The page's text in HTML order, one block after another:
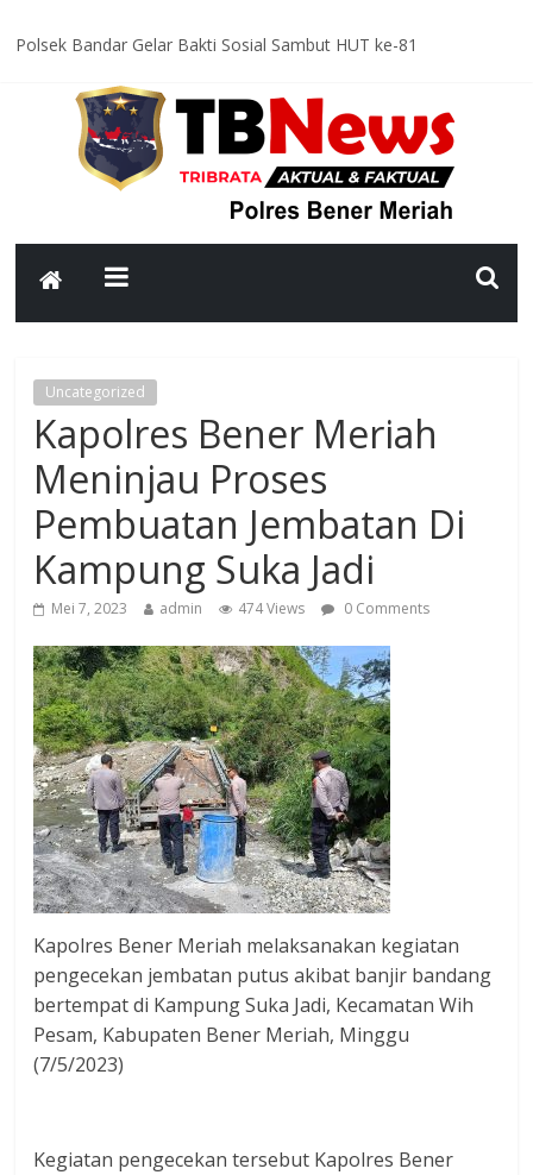
Polsek Bandar Gelar Bakti Sosial Sambut HUT ke-81
Satlantas Polres Bener Meriah Intensifkan Patroli Malam, Cegah
Balap Liar dan Tekan Angka Kecelakaan
Asah Kemampuan Personel, Polres Bener Meriah Gelar Latihan
Dalmas Tingkatkan Kesiapsiagaan Hadapi Gangguan Kamtibmas
Patroli Malam Polsek Wih Pesam Intensifkan Antisipasi
Ajak Warga Tingkatkan Kewaspadaan dan Jaga Kamtibmas
Uncategorized
Kapolres Bener Meriah
Meninjau Proses
Pembuatan Jembatan Di
Kampung Suka Jadi
Mei 7, 2023 admin 474 Views 0 Comments
Kapolres Bener Meriah melaksanakan kegiatan
pengecekan jembatan putus akibat banjir bandang
bertempat di Kampung Suka Jadi, Kecamatan Wih
Pesam, Kabupaten Bener Meriah, Minggu
(7/5/2023)
Kegiatan pengecekan tersebut Kapolres Bener